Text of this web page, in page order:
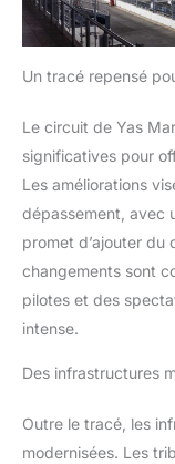
Un tracé repensé
Le circuit de Yas
significatives pour
Les améliorations
dépassement, avec
promet d’ajouter du
changements sont
pilotes et des
intense.
Des infrastructures
Outre le tracé, les
modernisées. Les